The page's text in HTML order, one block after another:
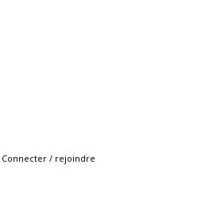
Connecter / rejoindre